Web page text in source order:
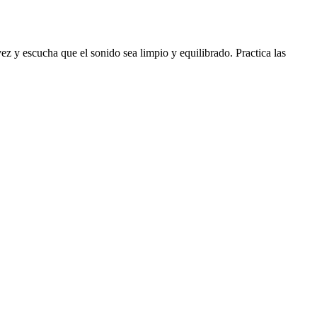
y escucha que el sonido sea limpio y equilibrado. Practica las